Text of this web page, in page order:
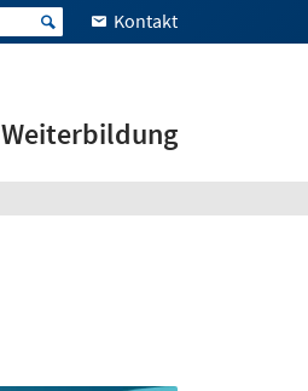
Kontakt
Weiterbildung